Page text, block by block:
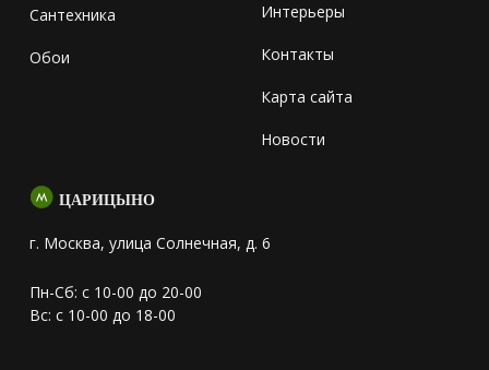
Сантехника
Обои
Интерьеры
Контакты
Карта сайта
Новости
ЦАРИЦЫНО
г. Москва, улица Солнечная, д. 6
Пн-Сб: с 10-00 до 20-00
Вс: с 10-00 до 18-00